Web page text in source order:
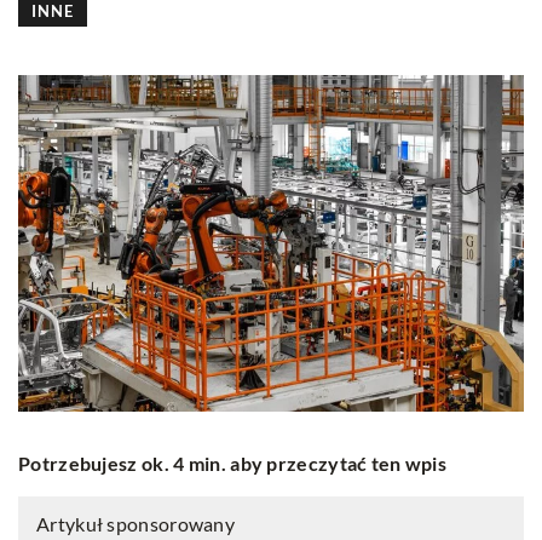
INNE
Potrzebujesz ok. 4 min. aby przeczytać ten wpis
Artykuł sponsorowany